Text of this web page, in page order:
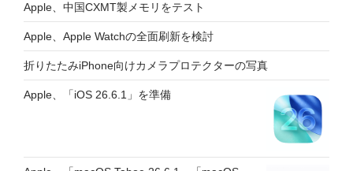
Apple、中国CXMT製メモリをテスト
Apple、Apple Watchの全面刷新を検討
折りたたみiPhone向けカメラプロテクターの写真
Apple、「iOS 26.6.1」を準備